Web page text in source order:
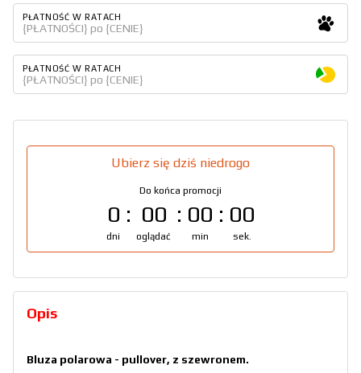
PŁATNOŚĆ W RATACH
{PŁATNOŚCI} po {CENIE}
PŁATNOŚĆ W RATACH
{PŁATNOŚCI} po {CENIE}
Ubierz się dziś niedrogo
Do końca promocji
0
dni
00
oglądać
00
min
00
sek.
Opis
Bluza polarowa - pullover, z szewronem.